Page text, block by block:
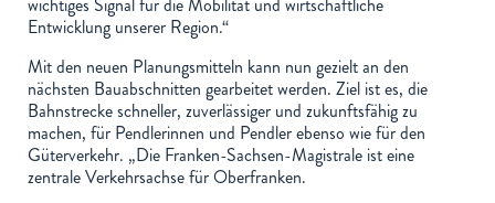
Entwicklung unserer Region.“
Mit den neuen Planungsmitteln kann nun gezielt an den
nächsten Bauabschnitten gearbeitet werden. Ziel ist es, die
Bahnstrecke schneller, zuverlässiger und zukunftsfähig zu
machen, für Pendlerinnen und Pendler ebenso wie für den
Güterverkehr. „Die Franken-Sachsen-Magistrale ist eine
zentrale Verkehrsachse für Oberfranken.